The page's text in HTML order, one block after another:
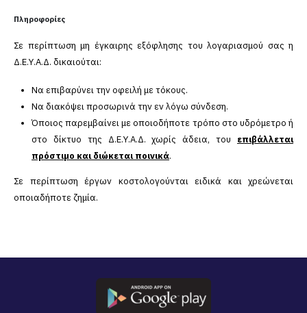
Πληροφορίες
Σε περίπτωση μη έγκαιρης εξόφλησης του λογαριασμού σας η
Δ.Ε.Υ.Α.Δ. δικαιούται:
Να επιβαρύνει την οφειλή με τόκους.
Να διακόψει προσωρινά την εν λόγω σύνδεση.
Όποιος παρεμβαίνει με οποιοδήποτε τρόπο στο υδρόμετρο ή
στο δίκτυο της Δ.Ε.Υ.Α.Δ. χωρίς άδεια, του επιβάλλεται
πρόστιμο και διώκεται ποινικά.
Σε περίπτωση έργων κοστολογούνται ειδικά και χρεώνεται
οποιαδήποτε ζημία.